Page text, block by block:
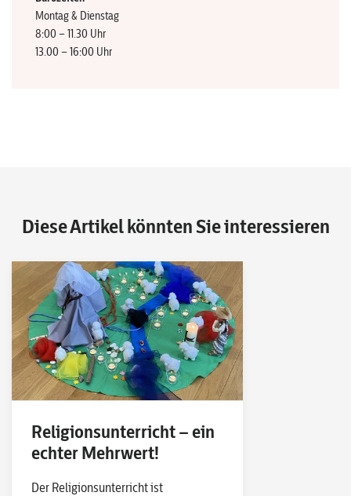
Montag & Dienstag
8:00 – 11.30 Uhr
13.00 – 16:00 Uhr
Diese Artikel könnten Sie interessieren
Religionsunterricht – ein
echter Mehrwert!
Der Religionsunterricht ist